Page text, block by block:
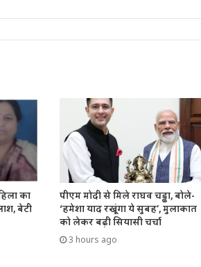
का
बेटी
पीएम मोदी से मिले राघव चड्ढा, बोले-
‘हमेशा याद रखूंगा ये सुबह’, मुलाकात
को लेकर बढ़ी सियासी चर्चा
3 hours ago